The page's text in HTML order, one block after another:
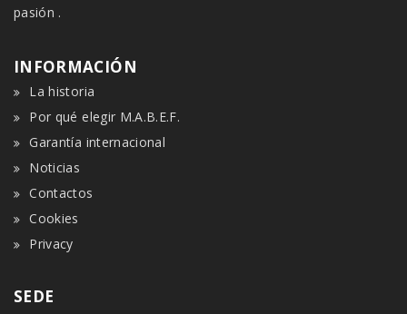
pasión .
INFORMACIÓN
La historia
Por qué elegir M.A.B.E.F.
Garantía internacional
Noticias
Contactos
Cookies
Privacy
SEDE